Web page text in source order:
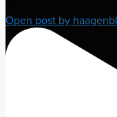
Open post by